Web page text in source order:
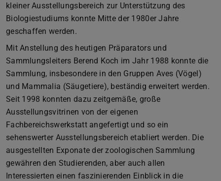
kleiner Ausstellungsbereich zur Unterstützung des
Biologiestudiums konnte Mitte der 1980er Jahre
geschaffen werden.
Mit Anstellung des heutigen Präparators und
Sammlungsleiters Berend Koch im Jahr 1988 konnte die
Sammlung, insbesondere in den Gruppen Aves (Vögel)
und Mammalia (Säugetiere), beständig erweitert werden.
Seit 1998 konnten dazu zeitgemäße, große
Ausstellungsvitrinen von der eigenen
Fachbereichswerkstatt angefertigt und so ein
sehenswerter Ausstellungsbereich etabliert werden. Die
ausgestellten Exponate der zoologischen Sammlung
gewähren den Studierenden, aber auch allen
Interessierten einen faszinierenden Einblick in die